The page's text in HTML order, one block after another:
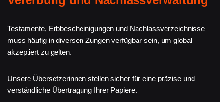
Testamente, Erbbescheinigungen und Nachlassverzeichnisse
muss häufig in diversen Zungen verfügbar sein, um global
akzeptiert zu gelten.
Unsere Übersetzerinnen stellen sicher für eine präzise und
verständliche Übertragung Ihrer Papiere.